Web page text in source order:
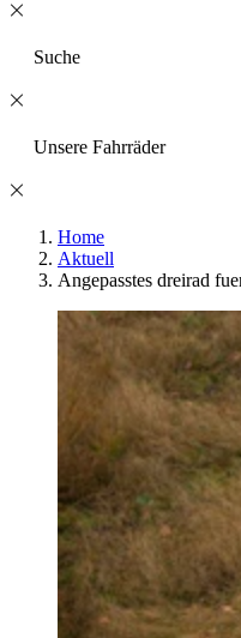
Suche
Unsere Fahrräder
Home
Aktuell
Angepasstes dreirad